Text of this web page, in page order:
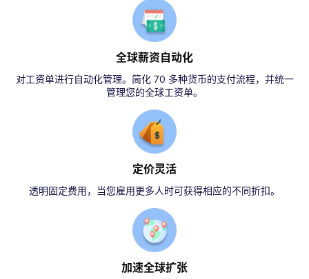
全球薪资自动化
对工资单进行自动化管理。简化 70 多种货币的支付流程，并统一
管理您的全球工资单。
定价灵活
透明固定费用，当您雇用更多人时可获得相应的不同折扣。
加速全球扩张